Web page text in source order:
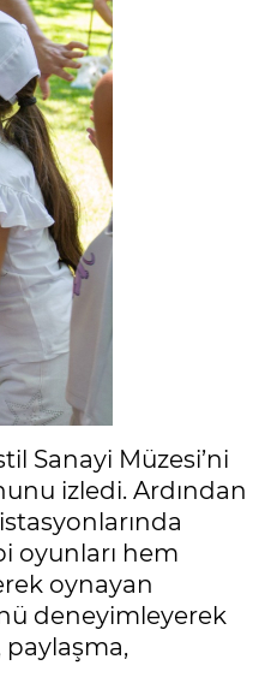
Sanayi Müzesi’ni
izledi. Ardından
oyunları hem
oynayan
deneyimleyerek
paylaşma,